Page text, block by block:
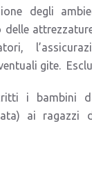
degli
delle
gite.
i bambini
ai ragazzi